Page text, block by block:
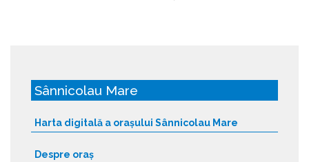
Sânnicolau Mare
Harta digitală a orașului Sânnicolau Mare
Despre oraș